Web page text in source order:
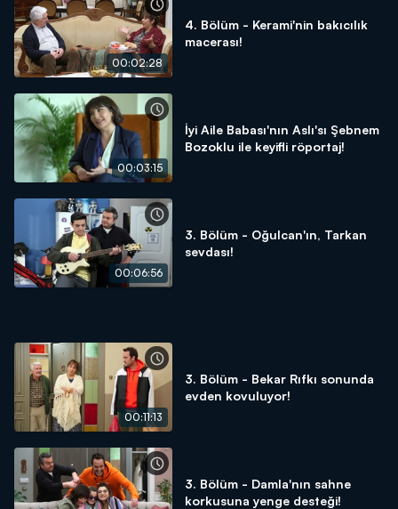
00:02:28
4. Bölüm - Kerami'nin bakıcılık
macerası!
00:03:15
İyi Aile Babası'nın Aslı'sı Şebnem
Bozoklu ile keyifli röportaj!
00:06:56
3. Bölüm - Oğulcan'ın, Tarkan
sevdası!
00:11:13
3. Bölüm - Bekar Rıfkı sonunda
evden kovuluyor!
3. Bölüm - Damla'nın sahne
korkusuna yenge desteği!